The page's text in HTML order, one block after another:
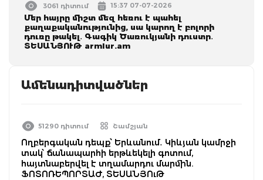
3061 դիտում 15:37 07-07-2026
Մեր հայրը միշտ մեզ հեռու է պահել
քաղաքականությունից, սա կարող է բոլորի
դուռը թակել․ Գագիկ Ծառուկյանի դուստր․
ՏԵՍԱՆՅՈՒԹ armlur.am
Ամենադիտվածներ
51290 դիտում Շամշյան
Ողբերգական դեպք՝ Երևանում․ Կիևյան կամրջի
տակ՝ ճանապարհի երթևեկելի գոտում,
հայտնաբերվել է տղամարդու մարմին.
ՖՈՏՈՌԵՊՈՐՏԱԺ, ՏԵՍԱՆՅՈւԹ